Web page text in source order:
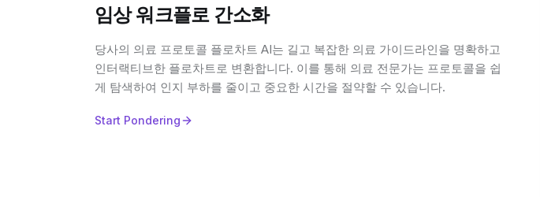
임상 워크플로 간소화
당사의 의료 프로토콜 플로차트 AI는 길고 복잡한 의료 가이드라인을 명확하고
인터랙티브한 플로차트로 변환합니다. 이를 통해 의료 전문가는 프로토콜을 쉽
게 탐색하여 인지 부하를 줄이고 중요한 시간을 절약할 수 있습니다.
Start Pondering